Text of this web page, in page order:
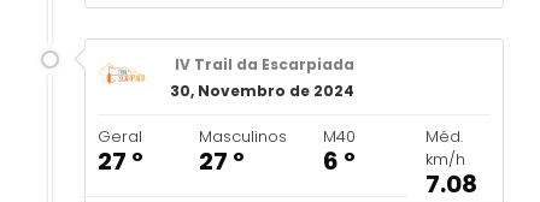
IV Trail da Escarpiada
30, Novembro de 2024
Geral
27 º
Masculinos
27 º
M40
6 º
Méd.
km/h
7.08